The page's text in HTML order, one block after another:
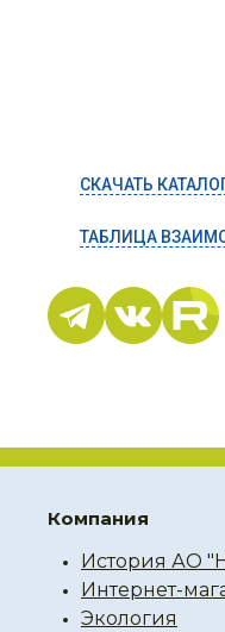
СКАЧАТЬ
ТАБЛИЦА
Компания
История АО
Интернет-
Экология